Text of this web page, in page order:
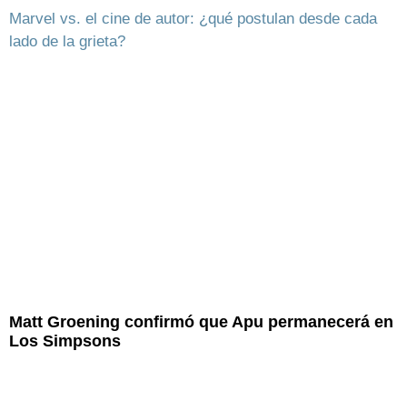
Marvel vs. el cine de autor: ¿qué postulan desde cada
lado de la grieta?
Matt Groening confirmó que Apu permanecerá en
Los Simpsons